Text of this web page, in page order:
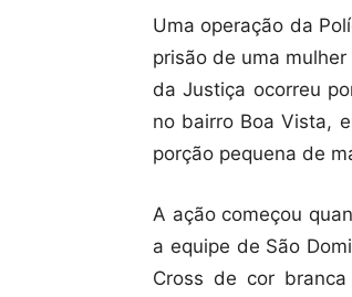
Uma operação da
prisão de uma
da Justiça ocorreu
no bairro Boa Vista,
porção pequena de
A ação começou
a equipe de São
Cross de cor